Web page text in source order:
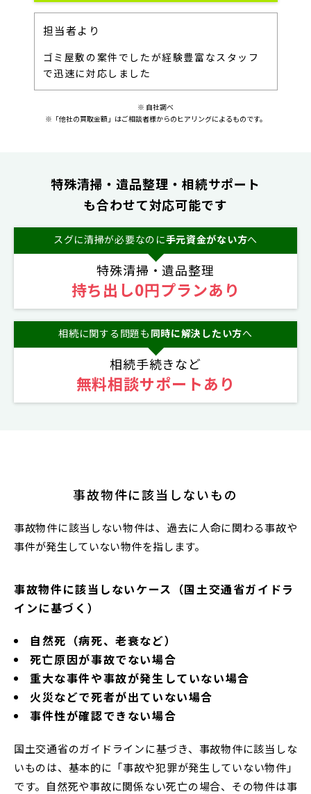
担当者より
他社より高額買取難しい案件でしたが精一杯
対応しました
※ 自社調べ
※「他社の買取金額」はご相談者様からのヒアリングによるものです。
特殊清掃・遺品整理・相続サポート
も合わせて対応可能です
スグに清掃が必要なのに手元資金がない方へ
特殊清掃・遺品整理
持ち出し0円プランあり
相続に関する問題も 同時に解決したい方へ
相続手続きなど
無料相談サポートあり
事故物件に該当しないもの
事故物件に該当しない物件は、過去に人命に関わる事故や
事件が発生していない物件を指します。
事故物件に該当しないケース（国土交通省ガイドラ
インに基づく）
自然死（病死、老衰など）
死亡原因が事故でない場合
重大な事件や事故が発生していない場合
火災などで死者が出ていない場合
事件性が確認できない場合
国土交通省のガイドラインに基づき、事故物件に該当しな
いものは、基本的に「事故や犯罪が発生していない物件」
です。自然死や事故に関係ない死亡の場合、その物件は事